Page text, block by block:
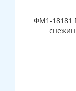
ФМ1-18181